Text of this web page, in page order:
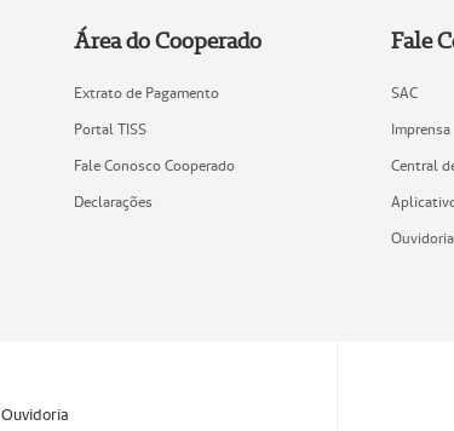
Área do Cooperado
Extrato de Pagamento
Portal TISS
Fale Conosco Cooperado
Declarações
Fale
SAC
Imprensa
Central
Ouvidoria
Ouvidoria